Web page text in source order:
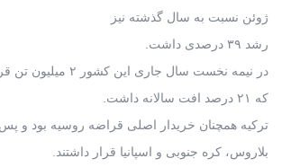
ژوئن نسبت به سال گذشته نیز
رشد ۳۹ درصدی داشت.
در نیمه نخست سال جاری این کشور ۲ میلیون تن قراضه صادر کرده
که ۲۱ درصد افت سالانه داشت.
ترکیه همچنان خریدار اصلی قراضه روسیه بود و
بلاروس، کره جنوبی و اسپانیا قرار داشتند.